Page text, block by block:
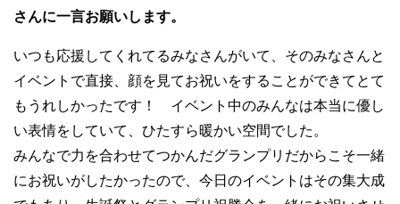
さんに一言お願いします。
いつも応援してくれてるみなさんがいて、そのみなさんと
イベントで直接、顔を見てお祝いをすることができてとて
もうれしかったです！ イベント中のみんなは本当に優し
い表情をしていて、ひたすら暖かい空間でした。
みんなで力を合わせてつかんだグランプリだからこそ一緒
にお祝いがしたかったので、今日のイベントはその集大成